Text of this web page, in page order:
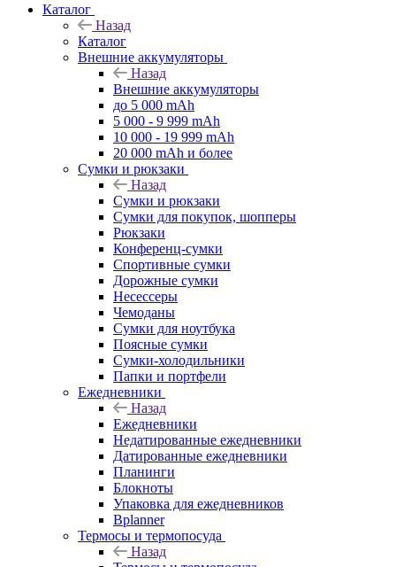
Каталог
Назад
Каталог
Внешние аккумуляторы
Назад
Внешние аккумуляторы
до 5 000 mAh
5 000 - 9 999 mAh
10 000 - 19 999 mAh
20 000 mAh и более
Сумки и рюкзаки
Назад
Сумки и рюкзаки
Сумки для покупок, шопперы
Рюкзаки
Конференц-сумки
Спортивные сумки
Дорожные сумки
Несессеры
Чемоданы
Сумки для ноутбука
Поясные сумки
Сумки-холодильники
Папки и портфели
Ежедневники
Назад
Ежедневники
Недатированные ежедневники
Датированные ежедневники
Планинги
Блокноты
Упаковка для ежедневников
Bplanner
Термосы и термопосуда
Назад